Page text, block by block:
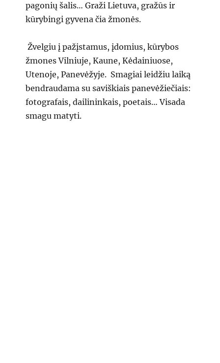
pagonių šalis… Graži Lietuva, gražūs ir
kūrybingi gyvena čia žmonės.
Žvelgiu į pažįstamus, įdomius, kūrybos
žmones Vilniuje, Kaune, Kėdainiuose,
Utenoje, Panevėžyje. Smagiai leidžiu laiką
bendraudama su saviškiais panevėžiečiais:
fotografais, dailininkais, poetais… Visada
smagu matyti.